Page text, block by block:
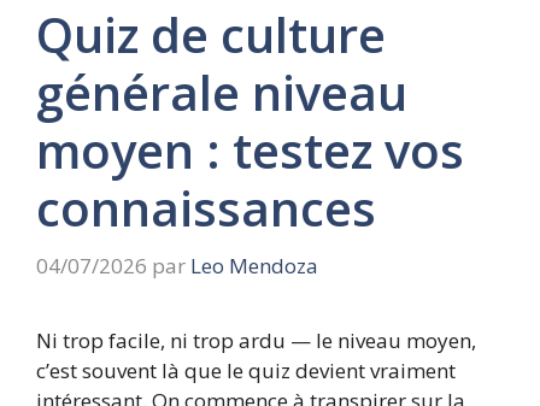
Quiz de culture
générale niveau
moyen : testez vos
connaissances
04/07/2026 par Leo Mendoza
Ni trop facile, ni trop ardu — le niveau moyen,
c’est souvent là que le quiz devient vraiment
intéressant. On commence à transpirer sur la